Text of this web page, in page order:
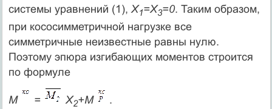
системы уравнений (1), X1=X3=0. Таким образом,
при кососимметричной нагрузке все
симметричные неизвестные равны нулю.
Поэтому эпюра изгибающих моментов строится
по формуле
M = X2+M
.